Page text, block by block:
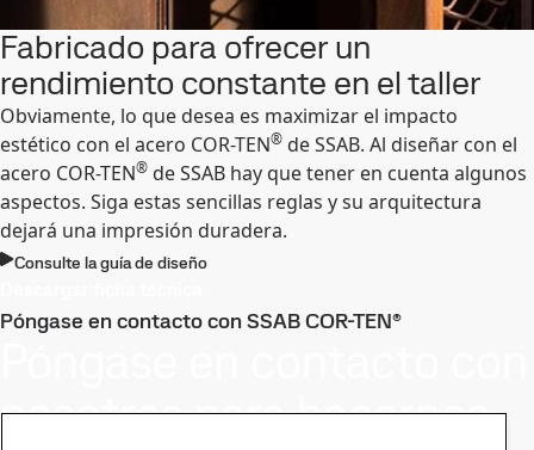
Fabricado para ofrecer un
rendimiento constante en el taller
Obviamente, lo que desea es maximizar el impacto
estético con el acero COR-TEN® de SSAB. Al diseñar con el
acero COR-TEN® de SSAB hay que tener en cuenta algunos
aspectos. Siga estas sencillas reglas y su arquitectura
dejará una impresión duradera.
Consulte la guía de diseño
Póngase en contacto con SSAB COR-TEN®
nosotros para hacernos